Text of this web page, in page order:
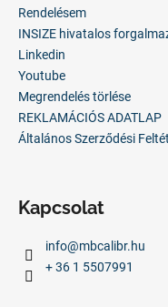
Rendelésem
INSIZE hivatalos
Linkedin
Youtube
Megrendelés törlése
REKLAMÁCIÓS ADATLAP
Általános Szerződési
Kapcsolat
info@mbcalibr.hu
+ 36 1 5507991